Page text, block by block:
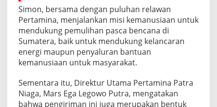
Simon, bersama dengan puluhan relawan
Pertamina, menjalankan misi kemanusiaan untuk
mendukung pemulihan pasca bencana di
Sumatera, baik untuk mendukung kelancaran
energi maupun penyaluran bantuan
kemanusiaan untuk masyarakat.
Sementara itu, Direktur Utama Pertamina Patra
Niaga, Mars Ega Legowo Putra, mengatakan
bahwa pengiriman ini juga merupakan bentuk